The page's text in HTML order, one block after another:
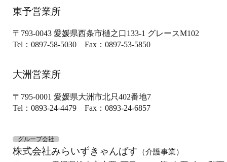
東予営業所
〒793-0043 愛媛県西条市樋之口133-1 グレースM102
Tel：0897-58-5030 Fax：0897-53-5850
大洲営業所
〒795-0001 愛媛県大洲市北只402番地7
Tel：0893-24-4479 Fax：0893-24-6857
グループ会社
株式会社みらいずきゃんばす （介護事業）